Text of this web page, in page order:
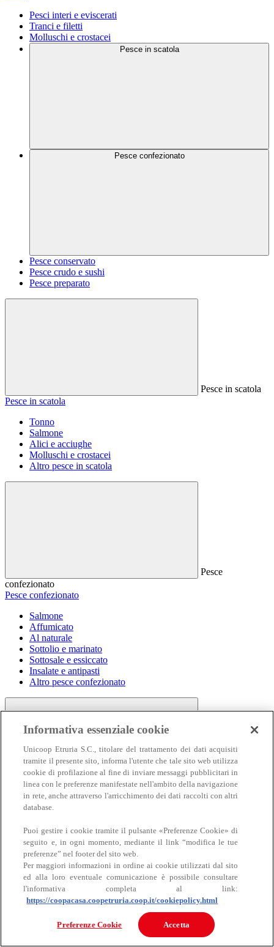
Pesci interi e eviscerati
Tranci e filetti
Molluschi e crostacei
Pesce in scatola
Pesce confezionato
Pesce conservato
Pesce crudo e sushi
Pesce preparato
Pesce in scatola
Pesce in scatola
Tonno
Salmone
Alici e acciughe
Molluschi e crostacei
Altro pesce in scatola
Pesce
confezionato
Pesce confezionato
Salmone
Affumicato
Al naturale
Sottolio e marinato
Sottosale e essiccato
Insalate e antipasti
Altro pesce confezionato
Carne
Carne
Bovino
Informativa essenziale cookie
Unicoop Etruria S.C., titolare del trattamento dei dati acquisiti
tramite il presente sito, informa l'utente che tale sito web utilizza
cookie di profilazione al fine di inviare messaggi pubblicitari in
linea con le preferenze manifestate nell'ambito della navigazione
in rete, anche attraverso l'arricchimento dei dati raccolti con altri
database.
Puoi gestire i cookie tramite il pulsante «Preferenze Cookie» di
seguito e, in ogni momento, mediante il link “modifica le tue
preferenze” nel footer del sito web.
Per maggiori informazioni in ordine ai cookie utilizzati dal sito
ed alla loro eventuale comunicazione è possibile consultare
l'informativa completa al link:
https://coopacasa.coopetruria.coop.it/cookiepolicy.html
Preferenze Cookie Accetta